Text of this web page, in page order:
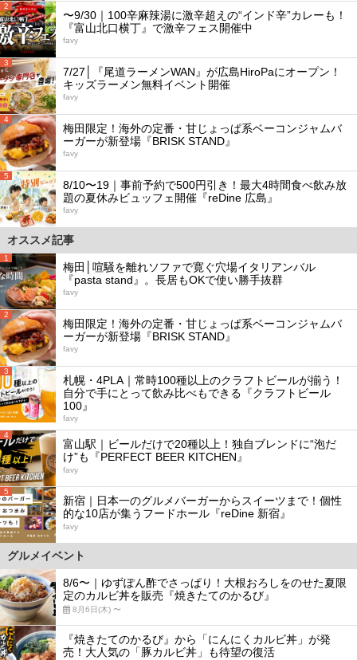
2
〜9/30｜100辛麻辣湯に激辛超えの“インド辛”カレーも！
『富山北口横丁』で激辛フェス開催中
favy
3
7/27│『尾道ラーメンWAN』が広島HiroPaにオープン！
キッズラーメン無料イベント開催
favy
4
梅田限定！海外の定番・甘じょっぱ系ベーコンジャムバ
ーガーが新登場『BRISK STAND』
favy
5
8/10〜19｜事前予約で500円引き！最大4時間食べ飲み放
題の夏休みビュッフェ開催『reDine 広島』
favy
オススメ記事
1
梅田│喧騒を離れソファで寛ぐ穴場イタリアンバル
『pasta stand』。長居もOKで使い勝手抜群
favy
2
梅田限定！海外の定番・甘じょっぱ系ベーコンジャムバ
ーガーが新登場『BRISK STAND』
favy
3
札幌・4PLA｜常時100種以上のクラフトビールが揃う！
自分で手にとって飲み比べもできる『クラフトビール
100』
favy
4
富山駅｜ビールだけで20種以上！独自ブレンドに“泡だ
け”も『PERFECT BEER KITCHEN』
favy
5
新宿｜日本一のグルメバーガーからスイーツまで！個性
的な10店が集うフードホール『reDine 新宿』
favy
グルメイベント
8/6〜｜ゆずぽん酢でさっぱり！大根おろしをのせた夏限
定のカルビ丼を販売『焼きたてのかるび』
8月6日(木) 〜
『焼きたてのかるび』から「にんにくカルビ丼」が発
売！大人気の「豚カルビ丼」も待望の復活